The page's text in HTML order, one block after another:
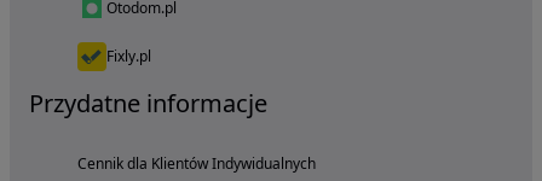
Otodom.pl
Fixly.pl
Przydatne informacje
Cennik dla Klientów Indywidualnych